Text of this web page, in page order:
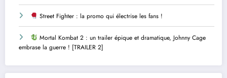
Street Fighter : la promo qui électrise les fans !
Mortal Kombat 2 : un trailer épique et dramatique, Johnny Cage
embrase la guerre ! [TRAILER 2]